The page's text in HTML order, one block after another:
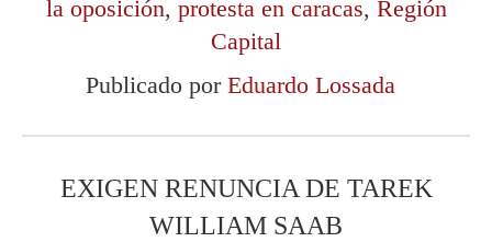
la oposición, protesta en caracas, Región
Capital
Publicado por Eduardo Lossada
EXIGEN RENUNCIA DE TAREK
WILLIAM SAAB